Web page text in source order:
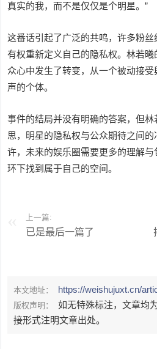
真实的我，而不是仅仅是个明星。”
这番话引起了广泛的共鸣，许多粉
有权重新定义自己的隐私权。林若
众心中发生了转变，从一个被动接
声的个体。
事件的结局并没有明确的答案，但
思，明星的隐私权与公众期待之间
许，未来的娱乐圈需要更多的理解
环下找到属于自己的空间。
上一篇:
已是最后一篇了
本文地址： https://weishujuxt.cn/
版权声明：
如无特殊标注，文章均
接形式注明文章出处。